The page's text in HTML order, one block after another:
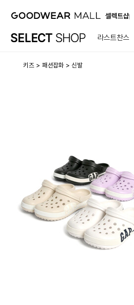
셀렉트샵
라스트찬스
키즈 패션잡화 신발